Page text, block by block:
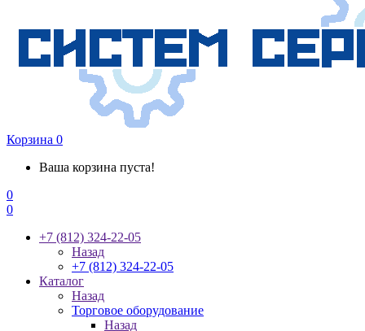
Корзина 0
Ваша корзина пуста!
0
0
+7 (812) 324-22-05
Назад
+7 (812) 324-22-05
Каталог
Назад
Торговое оборудование
Назад